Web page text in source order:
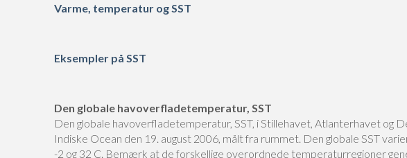
Varme, temperatur og SST
Eksempler på SST
Den globale havoverfladetemperatur, SST
Den globale havoverfladetemperatur, SST, i Stillehavet, Atlanterhavet og
Indiske Ocean den 19. august 2006, målt fra rummet. Den globale SST
-2 og 32 C. Bemærk at de forskellige overordnede temperaturregioner